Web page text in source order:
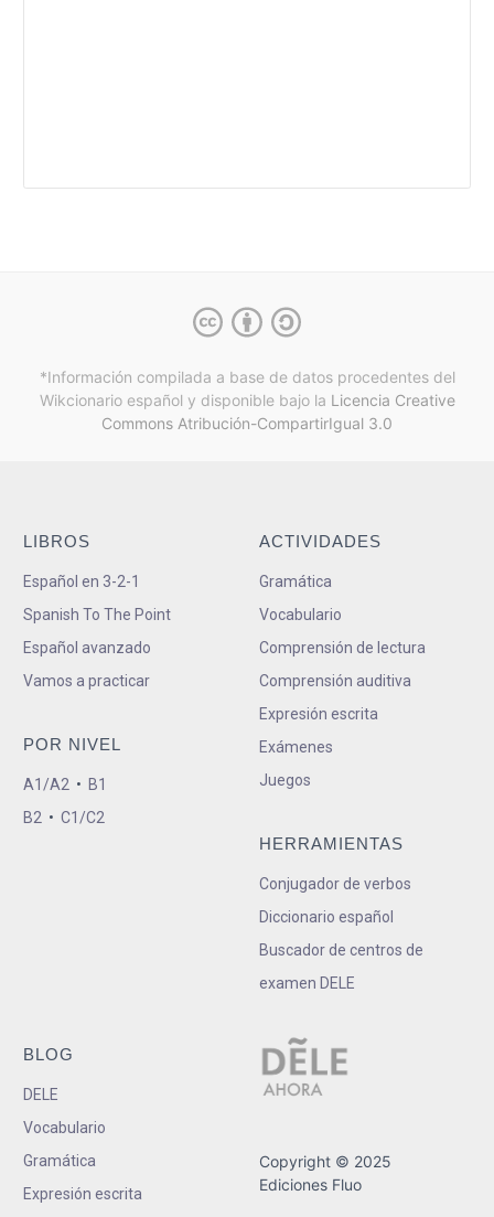
*Información compilada a base de datos procedentes del
Wikcionario español y disponible bajo la Licencia Creative
Commons Atribución-CompartirIgual 3.0
LIBROS
Español en 3-2-1
Spanish To The Point
Español avanzado
Vamos a practicar
POR NIVEL
A1/A2 • B1
B2 • C1/C2
ACTIVIDADES
Gramática
Vocabulario
Comprensión de lectura
Comprensión auditiva
Expresión escrita
Exámenes
Juegos
HERRAMIENTAS
Conjugador de verbos
Diccionario español
Buscador de centros de
examen DELE
BLOG
DELE
Vocabulario
Gramática
Expresión escrita
Copyright © 2025
Ediciones Fluo